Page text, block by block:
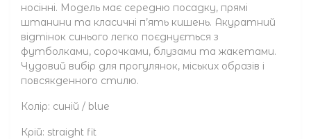
носінні. Модель має середню посадку, прямі
штанини та класичні п’ять кишень. Акуратний
відтінок синього легко поєднується з
футболками, сорочками, блузами та жакетами.
Чудовий вибір для прогулянок, міських образів і
повсякденного стилю.
Колір: синій / blue
Крій: straight fit